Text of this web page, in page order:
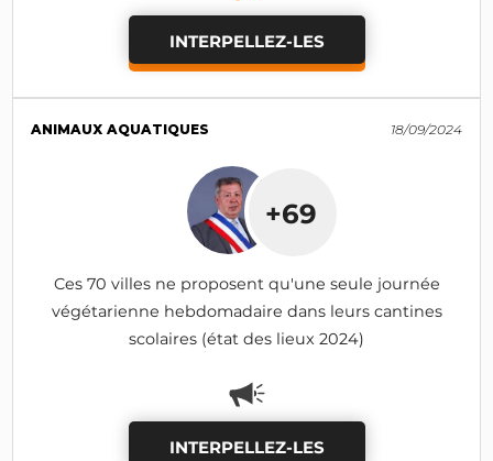
INTERPELLEZ-LES
ANIMAUX AQUATIQUES 18/09/2024
+69
Ces 70 villes ne proposent qu'une seule journée
végétarienne hebdomadaire dans leurs cantines
scolaires (état des lieux 2024)
INTERPELLEZ-LES